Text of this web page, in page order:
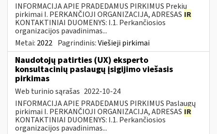
INFORMACIJA APIE PRADEDAMUS PIRKIMUS Prekių
pirkimai I. PERKANČIOJI ORGANIZACIJA, ADRESAS IR
KONTAKTINIAI DUOMENYS: I.1. Perkančiosios
organizacijos pavadinimas...
Metai: 2022 Pagrindinis:Viešieji pirkimai
Naudotojų patirties (UX) eksperto
konsultacinių paslaugų įsigijimo viešasis
pirkimas
Web turinio sąrašas 2022-10-24
INFORMACIJA APIE PRADEDAMUS PIRKIMUS Paslaugų
pirkimai I. PERKANČIOJI ORGANIZACIJA, ADRESAS IR
KONTAKTINIAI DUOMENYS: I.1. Perkančiosios
organizacijos pavadinimas...